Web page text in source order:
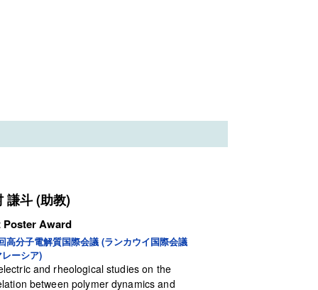
謙斗 (助教)
Poster Award
高分子電解質国際会議 (ランカウイ国際会議
ーシア)
and rheological studies on the
between polymer dynamics and